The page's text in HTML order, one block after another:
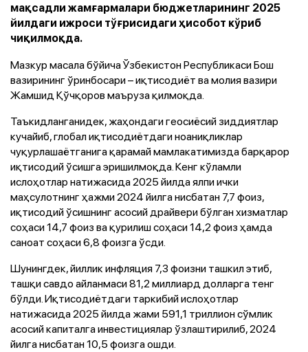
мақсадли жамғармалари бюджетларининг 2025
йилдаги ижроси тўғрисидаги ҳисобот кўриб
чиқилмоқда.
Мазкур масала бўйича Ўзбекистон Республикаси Бош
вазирининг ўринбосари – иқтисодиёт ва молия вазири
Жамшид Қўчқоров маъруза қилмоқда.
Таъкидланганидек, жаҳондаги геосиёсий зиддиятлар
кучайиб, глобал иқтисодиётдаги ноаниқликлар
чуқурлашаётганига қарамай мамлакатимизда барқарор
иқтисодий ўсишга эришилмоқда. Кенг кўламли
ислоҳотлар натижасида 2025 йилда ялпи ички
маҳсулотнинг ҳажми 2024 йилга нисбатан 7,7 фоиз,
иқтисодий ўсишнинг асосий драйвери бўлган хизматлар
соҳаси 14,7 фоиз ва қурилиш соҳаси 14,2 фоиз ҳамда
саноат соҳаси 6,8 фоизга ўсди.
Шунингдек, йиллик инфляция 7,3 фоизни ташкил этиб,
ташқи савдо айланмаси 81,2 миллиард долларга тенг
бўлди. Иқтисодиётдаги таркибий ислоҳотлар
натижасида 2025 йилда жами 591,1 триллион сўмлик
асосий капиталга инвестициялар ўзлаштирилиб, 2024
йилга нисбатан 10,5 фоизга ошди.